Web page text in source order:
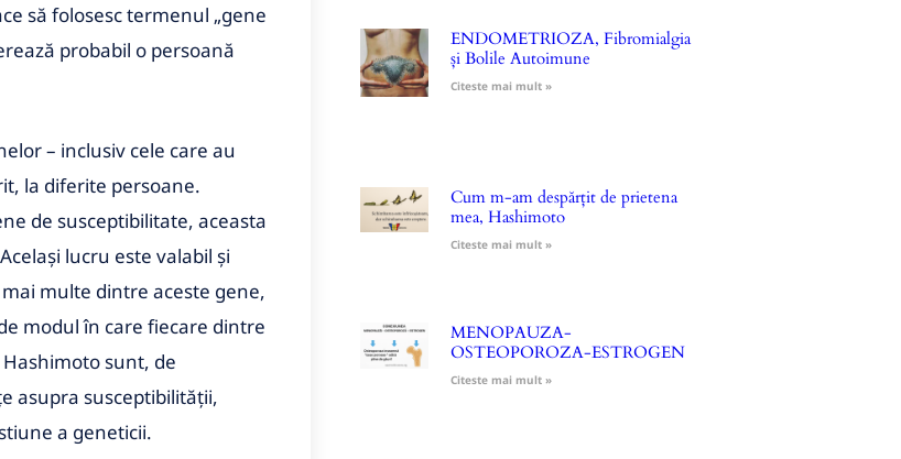
să folosesc termenul „gene
probabil o persoană
– inclusiv cele care au
la diferite persoane.
de susceptibilitate, aceasta
lucru este valabil și
multe dintre aceste gene,
modul în care fiecare dintre
sunt, de
asupra susceptibilității,
a geneticii.
ENDOMETRIOZA, Fibromialgia
și Bolile Autoimune
Citeste mai mult »
Cum m-am despărțit de prietena
mea, Hashimoto
Citeste mai mult »
MENOPAUZA-
OSTEOPOROZA-ESTROGEN
Citeste mai mult »